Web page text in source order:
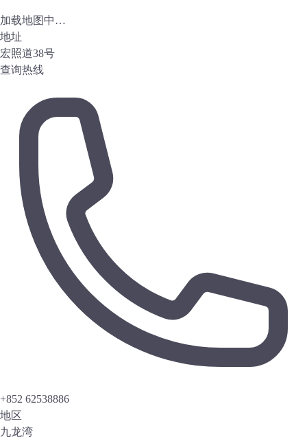
加载地图中…
地址
宏照道38号
查询热线
+852 62538886
地区
九龙湾